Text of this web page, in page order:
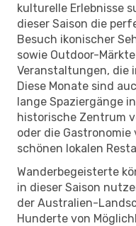
kulturelle Erlebnisse
dieser Saison die
Besuch ikonischer
sowie Outdoor-
Veranstaltungen, die
Diese Monate sind
lange Spaziergänge
historische Zentrum
oder die
schönen lokalen
Wanderbegeisterte
in dieser Saison
der Australien-
Hunderte von